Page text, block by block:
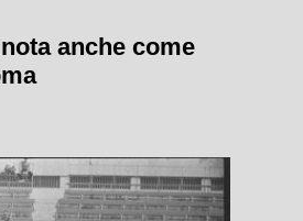
anche come